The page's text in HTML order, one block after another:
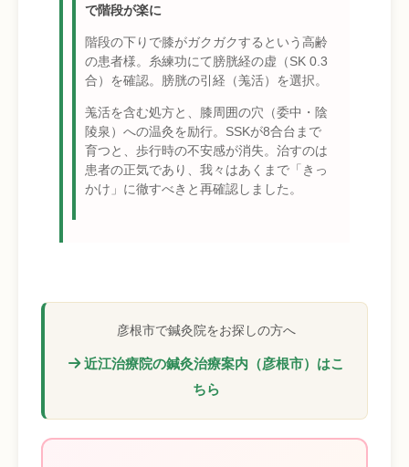
で階段が楽に
階段の下りで膝がガクガクするという高齢
の患者様。糸練功にて膀胱経の虚（SK 0.3
合）を確認。膀胱の引経（羗活）を選択。
羗活を含む処方と、膝周囲の穴（委中・陰
陵泉）への温灸を励行。SSKが8合台まで
育つと、歩行時の不安感が消失。治すのは
患者の正気であり、我々はあくまで「きっ
かけ」に徹すべきと再確認しました。
彦根市で鍼灸院をお探しの方へ
近江治療院の鍼灸治療案内（彦根市）はこ
ちら